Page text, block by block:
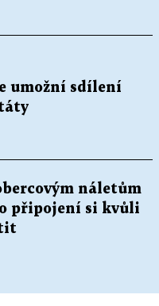
umožní sdílení
náletům
připojení si kvůli